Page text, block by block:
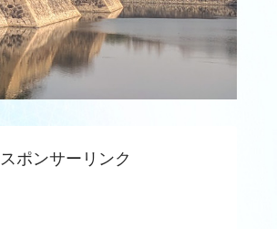
スポンサーリンク